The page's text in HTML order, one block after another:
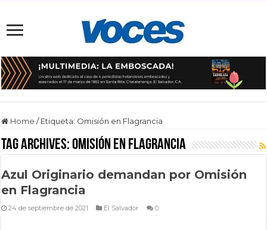
Home / Etiqueta: Omisión en Flagrancia
Tag Archives:Omisión en Flagrancia
Azul Originario demandan por Omisión
en Flagrancia
24 de septiembre de 2021 El Salvador 0